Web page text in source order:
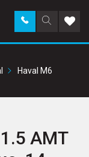
Поиск
по
Заказать
звонок в
Haval M6
AMT